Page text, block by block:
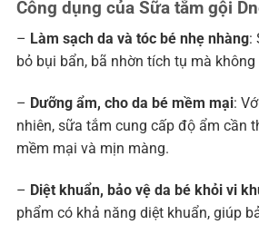
Công dụng của Sữa tắm gội
– Làm sạch da và tóc bé nhẹ nhàng:
bỏ bụi bẩn, bã nhờn tích tụ mà
– Dưỡng ẩm, cho da bé mềm mại:
nhiên, sữa tắm cung cấp độ ẩm cần
mềm mại và mịn màng.
– Diệt khuẩn, bảo vệ da bé khỏi vi
phẩm có khả năng diệt khuẩn, giúp